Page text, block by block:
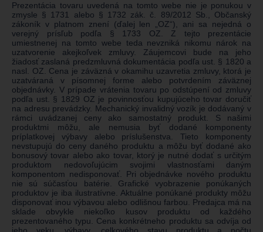
Prezentácia tovaru uvedená na tomto webe nie je ponukou v
zmysle § 1731 alebo § 1732 zák. č. 89/2012 Sb., Občanský
zákoník v platnom znení (ďalej len „OZ“), ani sa nejedná o
verejný prísľub podľa § 1733 OZ. Z tejto prezentácie
umiestnenej na tomto webe teda nevzniká nikomu nárok na
uzatvorenie akejkoľvek zmluvy. Záujemcovi bude na jeho
žiadosť zaslaná predzmluvná dokumentácia podľa ust. § 1820 a
nasl. OZ. Cena je záväzná v okamihu uzavretia zmluvy, ktorá je
uzatváraná v písomnej forme alebo potvrdením záväznej
objednávky. V prípade vrátenia tovaru po odstúpení od zmluvy
podľa ust. § 1829 OZ je povinnosťou kupujúceho tovar doručiť
na adresu prevádzky. Mechanický invalidný vozík je dodávaný v
rámci uvádzanej ceny ako samostatný produkt. S našimi
produktmi môžu, ale nemusia byť dodané komponenty
príplatkovej výbavy alebo príslušenstva. Tieto komponenty
nevstupujú do ceny daného produktu a môžu byť dodané ako
bonusový tovar alebo ako tovar, ktorý je nutné dodať s určitým
produktom nedovoľujúcim svojimi vlastnosťami daným
komponentom nedisponovať. Pri objednávke nového produktu
nie sú súčasťou batérie. Grafické vyobrazenie ponúkaných
produktov je iba ilustratívne. Aktuálne ponúkané produkty môžu
disponovať inou výbavou alebo odlišnou farbou. Predajca má na
sklade obvykle niekoľko kusov produktu od každého
prezentovaného typu. Cena konkrétneho produktu sa odvíja od